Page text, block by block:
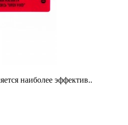
наиболее эффектив..